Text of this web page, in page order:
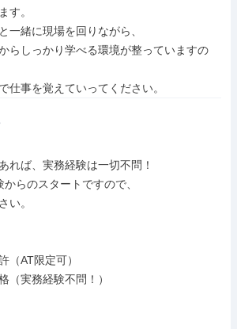
す。
一緒に現場を回りながら、
らしっかり学べる環境が整っていますの
仕事を覚えていってください。
れば、実務経験は一切不問！
らのスタートですので、
い。
（AT限定可）
（実務経験不問！）